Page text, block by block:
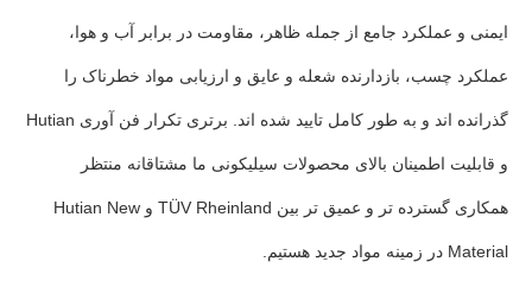
ایمنی و عملکرد جامع از جمله ظاهر، مقاومت در برابر آب و هوا،
عملکرد چسب، بازدارنده شعله و عایق و ارزیابی مواد خطرناک را
گذرانده اند و به طور کامل تایید شده اند. برتری تکرار فن آوری Hutian
و قابلیت اطمینان بالای محصولات سیلیکونی ما مشتاقانه منتظر
همکاری گسترده تر و عمیق تر بین TÜV Rheinland و Hutian New
Material در زمینه مواد جدید هستیم.